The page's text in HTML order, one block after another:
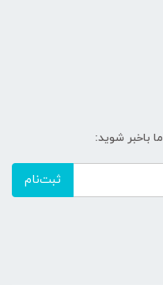
باخبر شوید:
ثبت‌نام